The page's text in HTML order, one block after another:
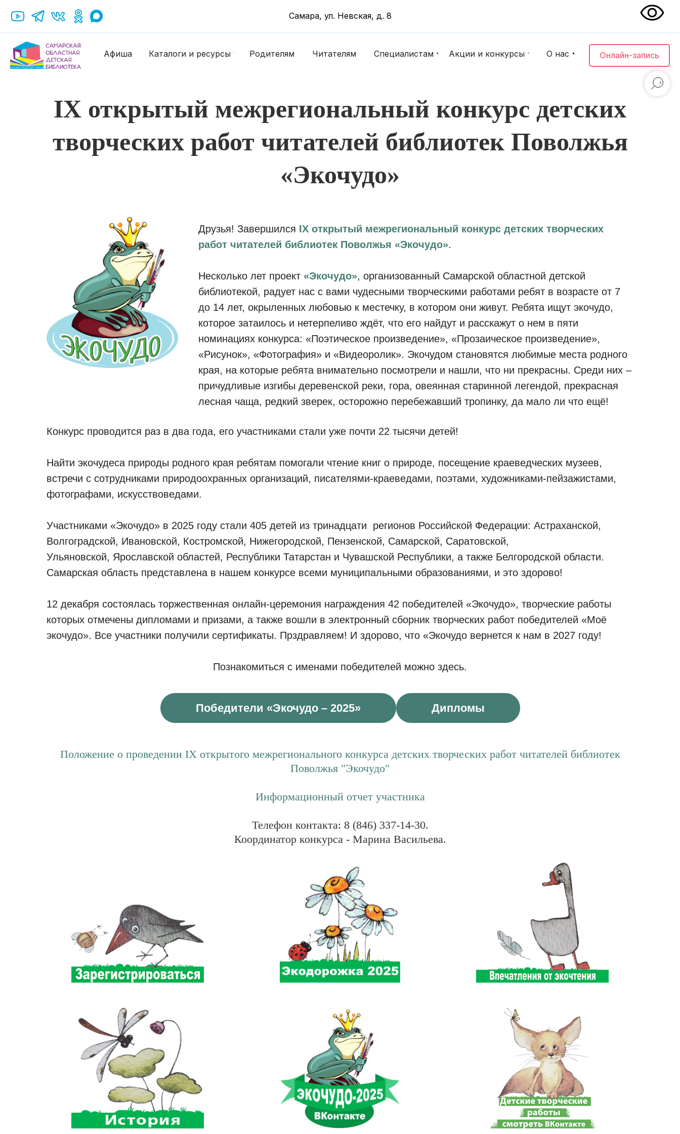
Онлайн-запись
Афиша Каталоги и ресурсы Читателям
Родителям Специалистам О нас
Акции и конкурсы
Самара, ул. Невская, д. 8
IX открытый межрегиональный конкурс детских
творческих работ читателей библиотек Поволжья
«Экочудо»
Друзья! Завершился IX открытый межрегиональный конкурс детских творческих
работ читателей библиотек Поволжья «Экочудо».
Несколько лет проект «Экочудо», организованный Самарской областной детской
библиотекой, радует нас с вами чудесными творческими работами ребят в возрасте от 7
до 14 лет, окрыленных любовью к местечку, в котором они живут. Ребята ищут экочудо,
которое затаилось и нетерпеливо ждёт, что его найдут и расскажут о нем в пяти
номинациях конкурса: «Поэтическое произведение», «Прозаическое произведение»,
«Рисунок», «Фотография» и «Видеоролик». Экочудом становятся любимые места родного
края, на которые ребята внимательно посмотрели и нашли, что ни прекрасны. Среди них –
причудливые изгибы деревенской реки, гора, овеянная старинной легендой, прекрасная
лесная чаща, редкий зверек, осторожно перебежавший тропинку, да мало ли что ещё!
Конкурс проводится раз в два года, его участниками стали уже почти 22 тысячи детей!
Найти экочудеса природы родного края ребятам помогали чтение книг о природе, посещение краеведческих музеев,
встречи с сотрудниками природоохранных организаций, писателями-краеведами, поэтами, художниками-пейзажистами,
фотографами, искусствоведами.
Участниками «Экочудо» в 2025 году стали 405 детей из тринадцати регионов Российской Федерации: Астраханской,
Волгоградской, Ивановской, Костромской, Нижегородской, Пензенской, Самарской, Саратовской,
Ульяновской, Ярославской областей, Республики Татарстан и Чувашской Республики, а также Белгородской области.
Самарская область представлена в нашем конкурсе всеми муниципальными образованиями, и это здорово!
12 декабря состоялась торжественная онлайн-церемония награждения 42 победителей «Экочудо», творческие работы
которых отмечены дипломами и призами, а также вошли в электронный сборник творческих работ победителей «Моё
экочудо». Все участники получили сертификаты. Прздравляем! И здорово, что «Экочудо вернется к нам в 2027 году!
Познакомиться с именами победителей можно здесь.
Победители «Экочудо – 2025» Дипломы
Положение о проведении IX открытого межрегионального конкурса детских творческих работ читателей библиотек
Поволжья "Экочудо"
Информационный отчет участника
Телефон контакта: 8 (846) 337-14-30.
Координатор конкурса - Марина Васильева.